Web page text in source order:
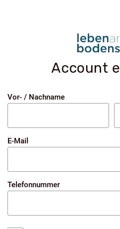
Account
Vor- / Nachname
E-Mail
Telefonnummer